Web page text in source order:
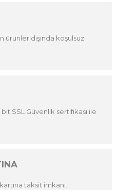
dışında koşulsuz
SSL Güvenlik sertifikası ile
taksit imkanı.